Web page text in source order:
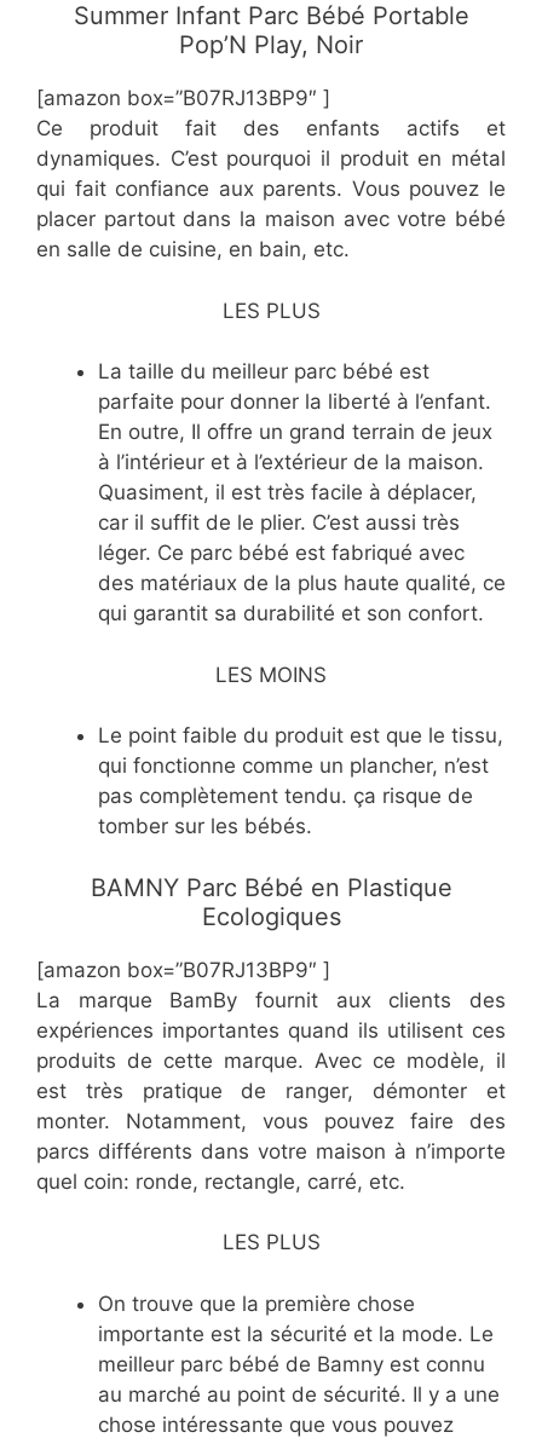
Summer Infant Parc Bébé Portable
Pop’N Play, Noir
[amazon box=”B07RJ13BP9″ ]
Ce produit fait des enfants actifs et
dynamiques. C’est pourquoi il produit en métal
qui fait confiance aux parents. Vous pouvez le
placer partout dans la maison avec votre bébé
en salle de cuisine, en bain, etc.
LES PLUS
La taille du meilleur parc bébé est
parfaite pour donner la liberté à l’enfant.
En outre, Il offre un grand terrain de jeux
à l’intérieur et à l’extérieur de la maison.
Quasiment, il est très facile à déplacer,
car il suffit de le plier. C’est aussi très
léger. Ce parc bébé est fabriqué avec
des matériaux de la plus haute qualité, ce
qui garantit sa durabilité et son confort.
LES MOINS
Le point faible du produit est que le tissu,
qui fonctionne comme un plancher, n’est
pas complètement tendu. ça risque de
tomber sur les bébés.
BAMNY Parc Bébé en Plastique
Ecologiques
[amazon box=”B07RJ13BP9″ ]
La marque BamBy fournit aux clients des
expériences importantes quand ils utilisent ces
produits de cette marque. Avec ce modèle, il
est très pratique de ranger, démonter et
monter. Notamment, vous pouvez faire des
parcs différents dans votre maison à n’importe
quel coin: ronde, rectangle, carré, etc.
LES PLUS
On trouve que la première chose
importante est la sécurité et la mode. Le
meilleur parc bébé de Bamny est connu
au marché au point de sécurité. Il y a une
chose intéressante que vous pouvez